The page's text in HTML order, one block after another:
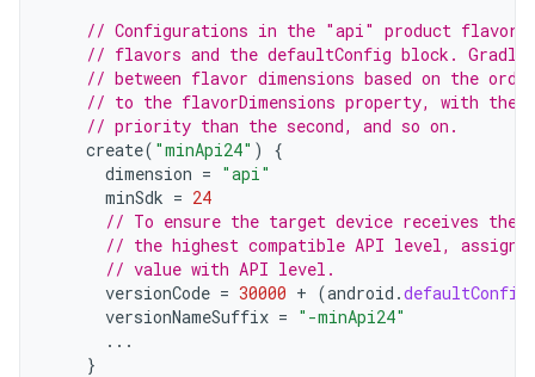
// Configurations in the "api" product flavors
// flavors and the defaultConfig block.
// between flavor dimensions based on the
// to the flavorDimensions property, with the
// priority than the second, and so on.
create( "minApi24" )
{
dimension = "api"
minSdk = 24
// To ensure the target device receives the
// the highest compatible API level, assign
// value with API level.
versionCode = 30000 + (android .defaultConfig
versionNameSuffix = "-minApi24"
...
}